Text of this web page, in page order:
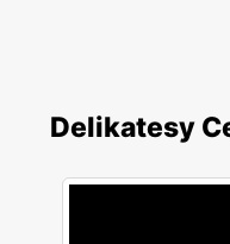
Delikatesy